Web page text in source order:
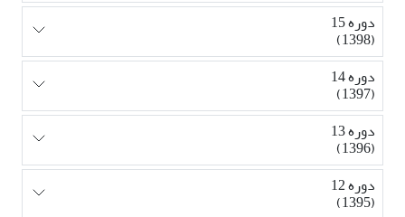
دوره 15
(1398)
دوره 14
(1397)
دوره 13
(1396)
دوره 12
(1395)